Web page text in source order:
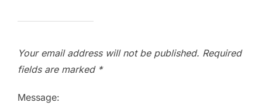
Your email address will not be published. Required
fields are marked *
Message: